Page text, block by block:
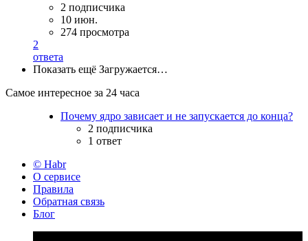
2 подписчика
10 июн.
274 просмотра
2
ответа
Показать ещё Загружается…
Самое интересное за 24 часа
Почему ядро зависает и не запускается до конца?
2 подписчика
1 ответ
© Habr
О сервисе
Правила
Обратная связь
Блог